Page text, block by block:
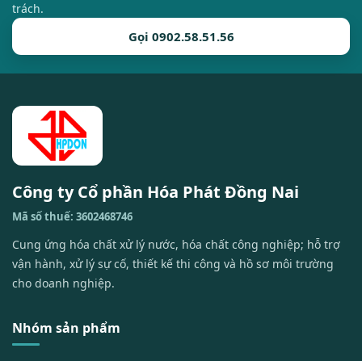
trách.
Gọi 0902.58.51.56
Công ty Cổ phần Hóa Phát Đồng Nai
Mã số thuế: 3602468746
Cung ứng hóa chất xử lý nước, hóa chất công nghiệp; hỗ trợ
vận hành, xử lý sự cố, thiết kế thi công và hồ sơ môi trường
cho doanh nghiệp.
Nhóm sản phẩm